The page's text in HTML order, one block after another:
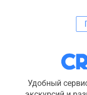
Удобный